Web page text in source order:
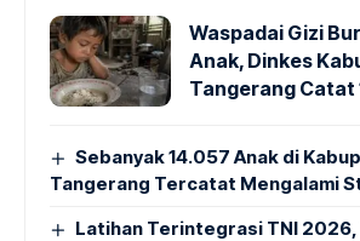
Waspadai Gizi
Anak, Dinkes
Tangerang Catat
Sebanyak 14.057 Anak di
Tangerang Tercatat Mengalami
Latihan Terintegrasi TNI 2026,